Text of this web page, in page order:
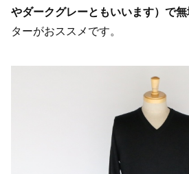
やダークグレーともいいます）で無
ターがおススメです。